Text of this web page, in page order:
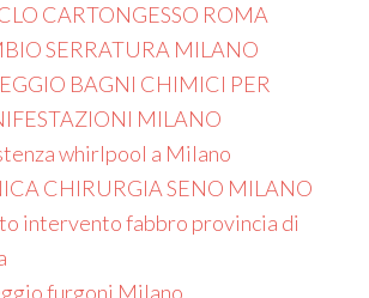
CARTONGESSO ROMA
SERRATURA MILANO
BAGNI CHIMICI PER
MILANO
whirlpool a Milano
CHIRURGIA SENO MILANO
intervento fabbro provincia di
furgoni Milano